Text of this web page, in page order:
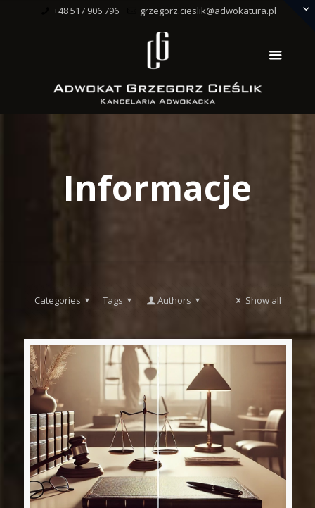
+48 517 906 796 grzegorz.cieslik@adwokatura.pl
Informacje
Categories Tags Authors Show all